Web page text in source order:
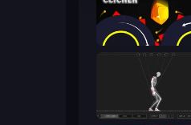
Crusher Clicker
Skeleton Simulator